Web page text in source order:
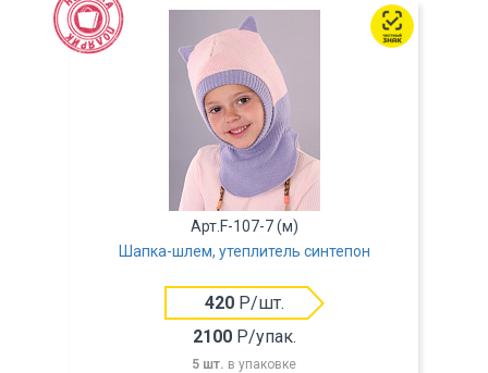
Арт.F-107-7 (м)
Шапка-шлем, утеплитель синтепон
420Р/шт.
2100Р/упак.
5 шт. в упаковке